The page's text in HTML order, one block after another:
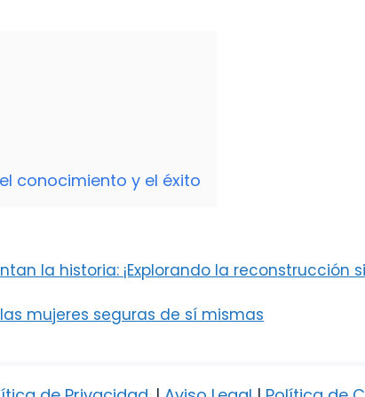
conocimiento y el éxito
la historia: ¡Explorando la reconstrucción
mujeres seguras de sí mismas